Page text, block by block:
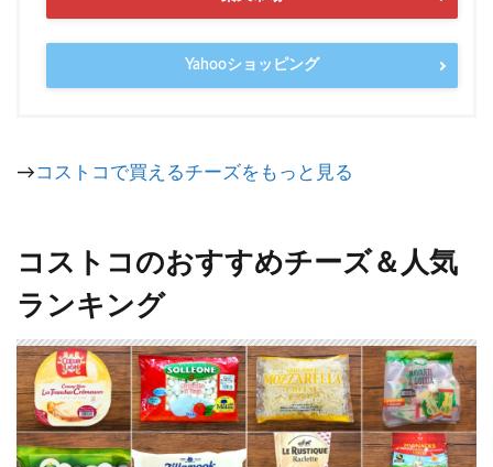
Yahooショッピング
→コストコで買えるチーズをもっと見る
コストコのおすすめチーズ＆人気
ランキング